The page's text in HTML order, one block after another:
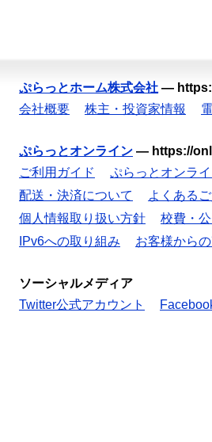
ぷらっとホーム株式会社 —
会社概要
株主・投資家情報
ぷらっとオンライン — https://
ご利用ガイド
ぷらっとオンラ
配送・決済について
よくある
個人情報取り扱い方針
校費・
IPv6への取り組み
お客様から
ソーシャルメディア
Twitter公式アカウント